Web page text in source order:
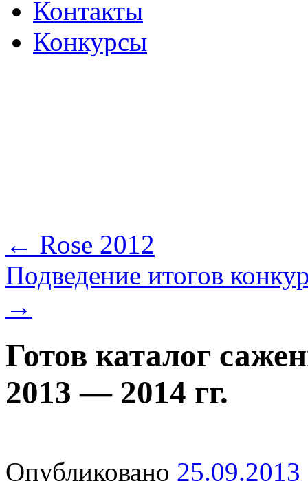
Контакты
Конкурсы
← Rose 2012
Подведение итогов
→
Готов каталог
2013 — 2014 гг.
Опубликовано 25.09.2013